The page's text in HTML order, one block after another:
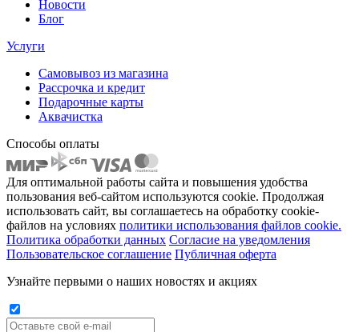
Новости
Блог
Услуги
Самовывоз из магазина
Рассрочка и кредит
Подарочные карты
Аквачистка
Способы оплаты
Для оптимальной работы сайта и повышения удобства
пользования веб-сайтом используются cookie. Продолжая
использовать сайт, вы соглашаетесь на обработку cookie-
файлов на условиях политики использования файлов cookie.
Политика обработки данных Согласие на уведомления
Пользовательское соглашение Публичная оферта
Узнайте первыми о наших новостях и акциях